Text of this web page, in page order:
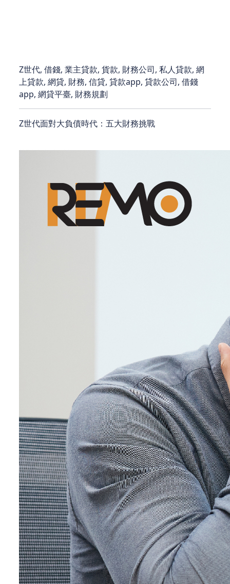
Z世代, 借錢, 業主貸款, 貨款, 財務公司, 私人貸款, 網
上貸款, 網貸, 財務, 信貸, 貸款app, 貸款公司, 借錢
app, 網貸平臺, 財務規劃
Z世代面對大負債時代：五大財務挑戰